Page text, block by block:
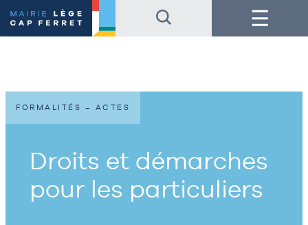
au
contenu
de
au
pied
de
Menu
Droits et démarches
pour les particuliers
FORMALITÉS – ACTES